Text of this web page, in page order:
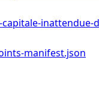
inattendue-
manifest.json